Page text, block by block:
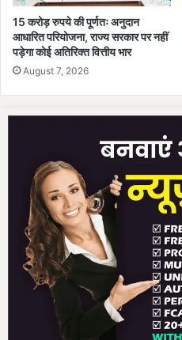
ढ़ा
द
बा
व
15 करोड़ रुपये की पूर्णतः अनुदान
आधारित परियोजना, राज्य सरकार पर नहीं
पड़ेगा कोई अतिरिक्त वित्तीय भार
August 7, 2026